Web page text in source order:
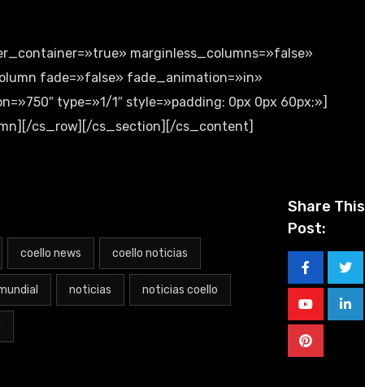
marginless_columns=»false»
fade=»false» fade_animation=»in»
type=»1/1″ style=»padding: 0px 0px 60px;»]
cs_row][/cs_section][/cs_content]
coello news coello noticias
noticias noticias coello
Share This
Post: